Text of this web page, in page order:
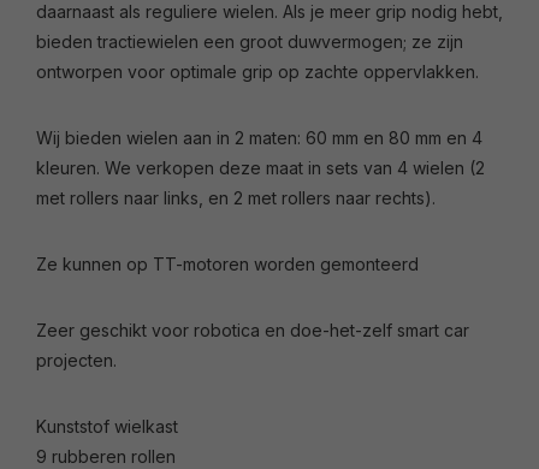
daarnaast als reguliere wielen. Als je meer grip nodig hebt,
bieden tractiewielen een groot duwvermogen; ze zijn
ontworpen voor optimale grip op zachte oppervlakken.
Wij bieden wielen aan in 2 maten: 60 mm en 80 mm en 4
kleuren. We verkopen deze maat in sets van 4 wielen (2
met rollers naar links, en 2 met rollers naar rechts).
Ze kunnen op TT-motoren worden gemonteerd
Zeer geschikt voor robotica en doe-het-zelf smart car
projecten.
Kunststof wielkast
9 rubberen rollen